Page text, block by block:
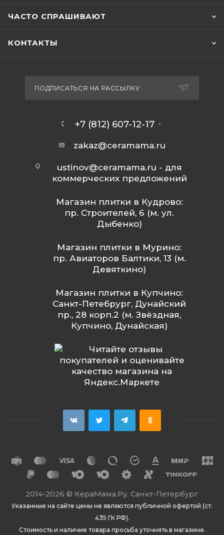
ЧАСТО СПРАШИВАЮТ
КОНТАКТЫ
ПОДПИСАТЬСЯ НА РАССЫЛКУ
+7 (812) 607-12-17
zakaz@ceramama.ru
ustinov@ceramama.ru - для
коммерческих предложений
Магазин плитки в Кудрово:
пр. Строителей, 6 (м. ул.
Дыбенко)
Магазин плитки в Мурино:
пр. Авиаторов Балтики, 13 (м.
Девяткино)
Магазин плитки в Купчино:
Санкт-Петебрург, Дунайский
пр., 28 корп.2 (м. Звёздная,
Купчино, Дунайская)
2014-2026 © КераМама.Ру. Санкт-Петербург
Указанные на сайте цены не являются публичной офертой (ст.
435 ГК РФ).
Стоимость и наличие товара просьба уточнять в магазине.